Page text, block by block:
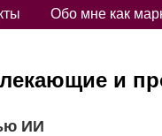
Обо мне как
и
ИИ